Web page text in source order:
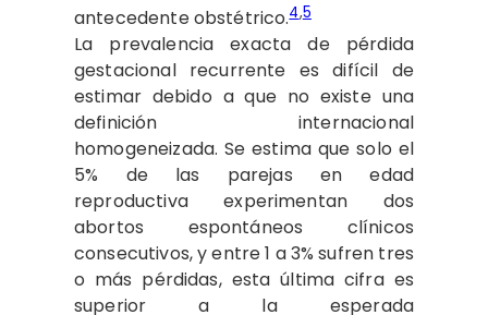
antecedente obstétrico.4,5
La prevalencia exacta de pérdida
gestacional recurrente es difícil de
estimar debido a que no existe una
definición internacional
homogeneizada. Se estima que solo el
5% de las parejas en edad
reproductiva experimentan dos
abortos espontáneos clínicos
consecutivos, y entre 1 a 3% sufren tres
o más pérdidas, esta última cifra es
superior a la esperada